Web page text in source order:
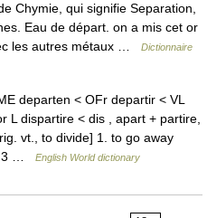
Chymie, qui signifie Separation,
Eau de départ. on a mis cet or
les autres métaux …
Dictionnaire
departen < OFr departir < VL
L dispartire < dis , apart + partire,
vt., to divide] 1. to go away
3 …
English World dictionary